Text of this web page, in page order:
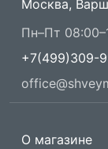
Москва,
Пн–Пт
+7(499)309-
О магазине